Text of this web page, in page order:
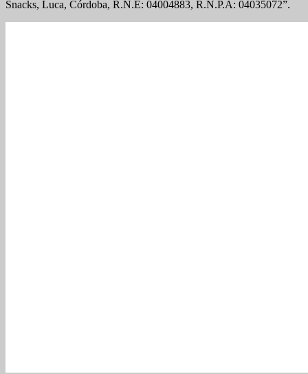
Snacks, Luca, Córdoba, R.N.E: 04004883, R.N.P.A: 04035072”.